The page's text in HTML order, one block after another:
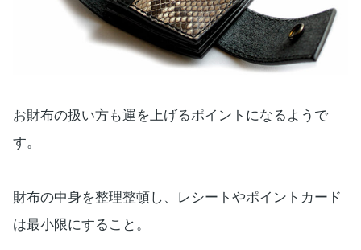
お財布の扱い方も運を上げるポイントになるようで
す。
財布の中身を整理整頓し、レシートやポイントカード
は最小限にすること。